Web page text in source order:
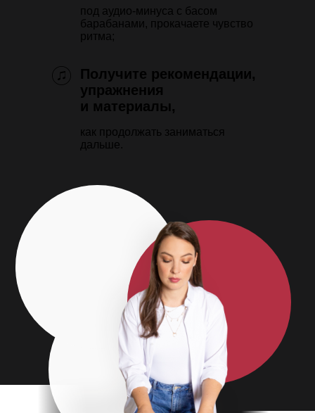
под аудио-минуса с басом
барабанами, прокачаете чувство
ритма;
Получите рекомендации,
упражнения
и материалы,
как продолжать заниматься
дальше.